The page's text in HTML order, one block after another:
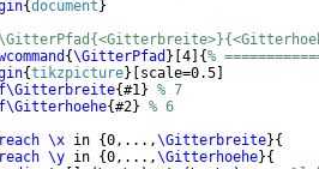
{document }
{\GitterPfad } 4 {%
{tikzpicture} scale=0.5
{#1} % 7
{#2} % 6
\x in {0,...,\Gitterbreite}{
\y in {0,...,\Gitterhoehe}{